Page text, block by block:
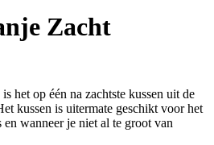
Zacht
het op één na zachtste kussen uit de
kussen is uitermate geschikt voor het
en wanneer je niet al te groot van